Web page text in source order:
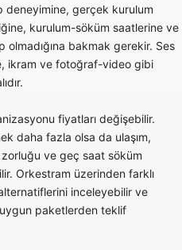
deneyimine, gerçek kurulum
kurulum-söküm saatlerine ve
olmadığına bakmak gerekir. Ses
ikram ve fotoğraf-video gibi
fiyatları değişebilir.
daha fazla olsa da ulaşım,
ve geç saat söküm
Orkestram üzerinden farklı
inceleyebilir ve
paketlerden teklif